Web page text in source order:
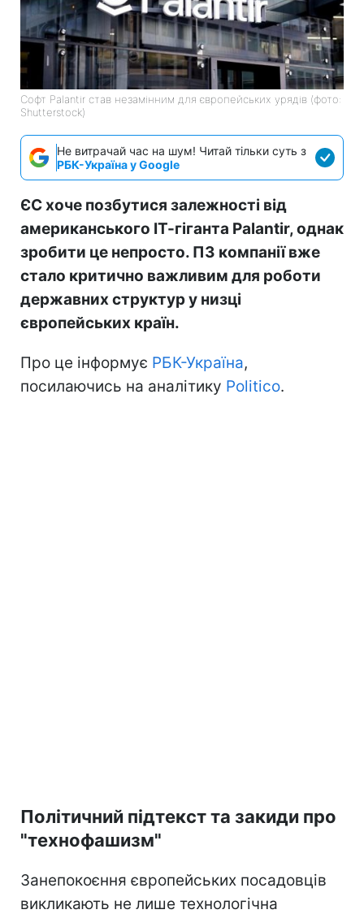
Софт Palantir став незамінним для європейських урядів (фото:
Shutterstock)
Не витрачай час на шум! Читай тільки суть з
РБК-Україна у Google
ЄС хоче позбутися залежності від
американського ІТ-гіганта Palantir, однак
зробити це непросто. ПЗ компанії вже
стало критично важливим для роботи
державних структур у низці
європейських країн.
Про це інформує РБК-Україна,
посилаючись на аналітику Politico.
Політичний підтекст та закиди про
"технофашизм"
Занепокоєння європейських посадовців
викликають не лише технологічна